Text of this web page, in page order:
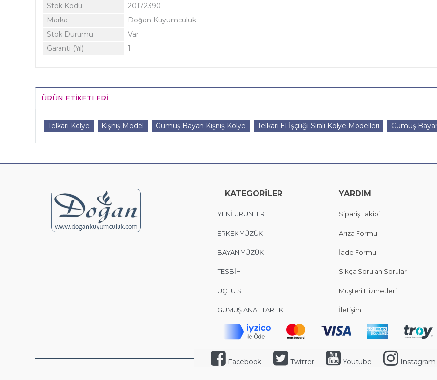
Stok Kodu
20172390
Marka
Doğan Kuyumculuk
Stok Durumu
Var
Garanti (Yıl)
1
ÜRÜN ETIKETLERI
Telkari Kolye Kişniş Model Gümüş Bayan Kişniş Kolye Telkari El İşçiliği Sıralı Kolye Modelleri Gümüş
KATEGORİLER
YENİ ÜRÜNLER
ERKEK YÜZÜK
BAYAN YÜZÜK
TESBİH
ÜÇLÜ SET
GÜMÜŞ ANAHTARLIK
YARDIM
Sipariş Takibi
Arıza Formu
İade Formu
Sıkça Sorulan Sorular
Müşteri Hizmetleri
İletişim
Facebook Twitter Youtube Instagram